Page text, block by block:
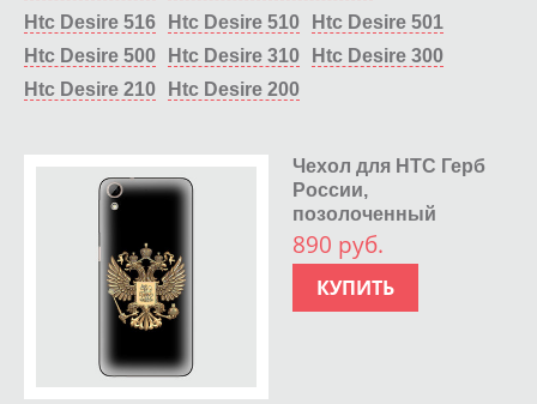
Htc Desire 516
Htc Desire 510
Htc Desire 501
Htc Desire 500
Htc Desire 310
Htc Desire 300
Htc Desire 210
Htc Desire 200
Чехол для HTC Герб
России,
позолоченный
890 руб.
КУПИТЬ